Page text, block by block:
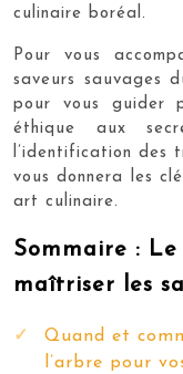
culinaire boréal.
Pour vous
saveurs sauvages
pour vous guider
éthique aux
l’identification des
vous donnera les
art culinaire.
Sommaire :
maîtriser les
Quand et
l’arbre pour